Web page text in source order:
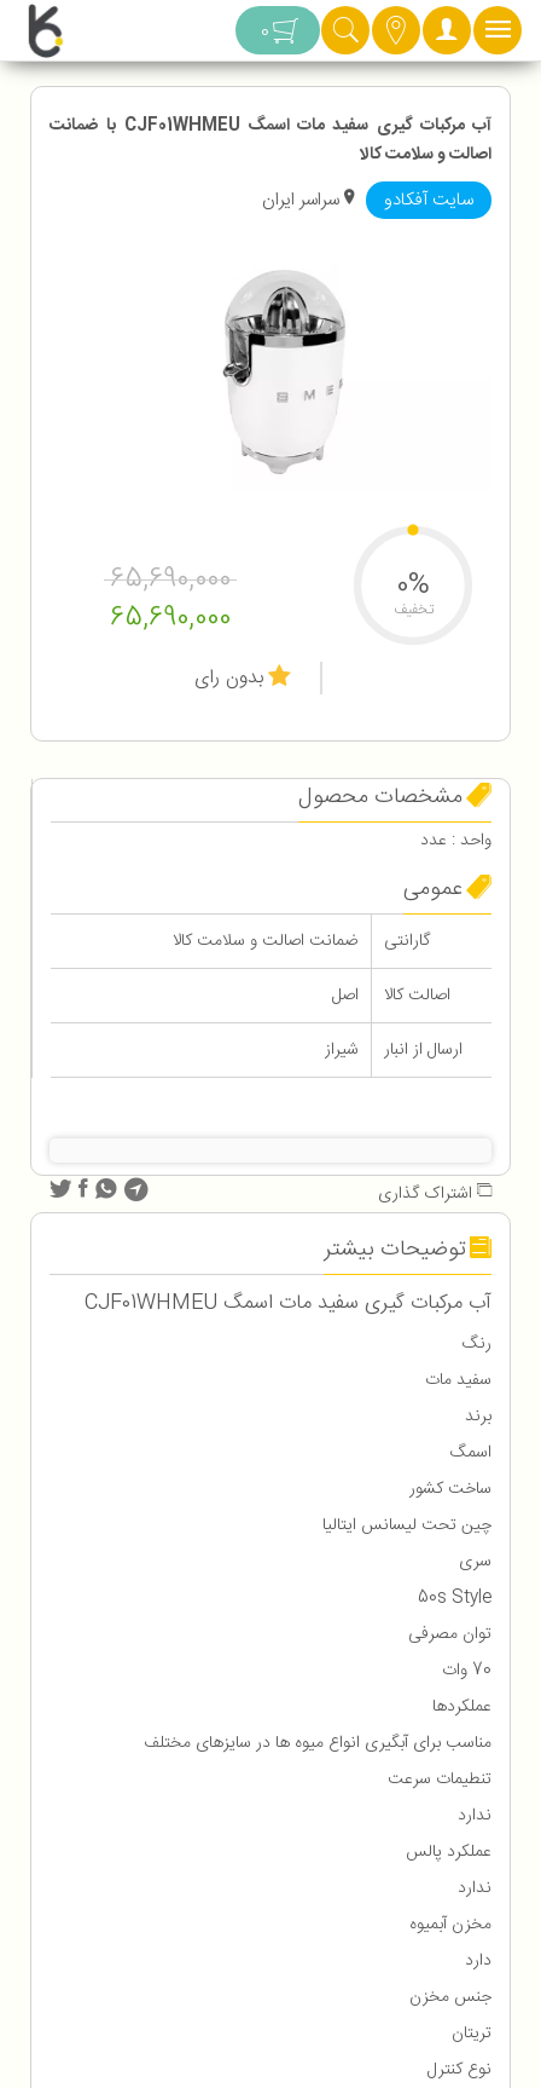
دسته بندی 0
آب مرکبات گیری سفید مات اسمگ CJF01WHMEU با ضمانت
اصالت و سلامت کالا
سایت آفکادو سراسر ایران
65,690,000
65,690,000
0%
تخفیف
بدون رای
مشخصات محصول
واحد : عدد
عمومی
گارانتی
ضمانت اصالت و سلامت کالا
اصالت کالا
اصل
ارسال از انبار
شیراز
اشتراک گذاری
توضیحات بیشتر
آب مرکبات گیری سفید مات اسمگ CJF01WHMEU
رنگ
سفید مات
برند
اسمگ
ساخت کشور
چین تحت لیسانس ایتالیا
سری
50s Style
توان مصرفی
70 وات
عملکردها
مناسب برای آبگیری انواع میوه ها در سایزهای مختلف
تنطیمات سرعت
ندارد
عملکرد پالس
ندارد
مخزن آبمیوه
دارد
جنس مخزن
تریتان
نوع کنترل